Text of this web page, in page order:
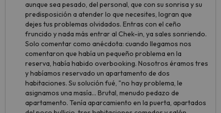
aunque sea pesado, del personal, que con su sonrisa y su
predisposición a atender lo que necesites, logran que
dejes tus problemas olvidados. Entras con el ceño
fruncido y nada más entrar al Chek-in, ya sales sonriendo.
Solo comentar como anécdota: cuando llegamos nos
comentaron que había un pequeño problema en la
reserva, había habido overbooking. Nosotros éramos tres
y habíamos reservado un apartamento de dos
habitaciones. Su solución fué, "no hay problema, le
asignamos una masía... Brutal, menudo pedazo de
apartamento. Tenía aparcamiento en la puerta, apartados